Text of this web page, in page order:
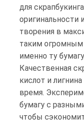
для
оригинальности
творения в
таким
именно ту
Качественная
кислот и
время.
бумагу с
чтобы